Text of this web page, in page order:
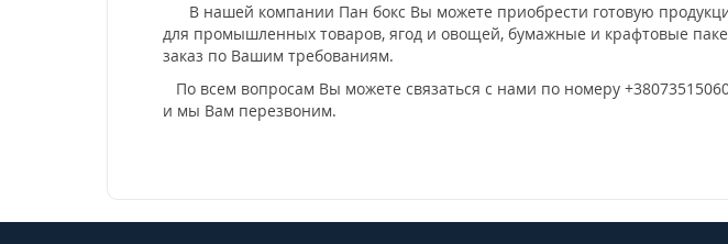
В нашей компании Пан бокс Вы можете приобрести готовую
для промышленных товаров, ягод и овощей, бумажные и крафтовые
заказ по Вашим требованиям.
По всем вопросам Вы можете связаться с нами по номеру
и мы Вам перезвоним.